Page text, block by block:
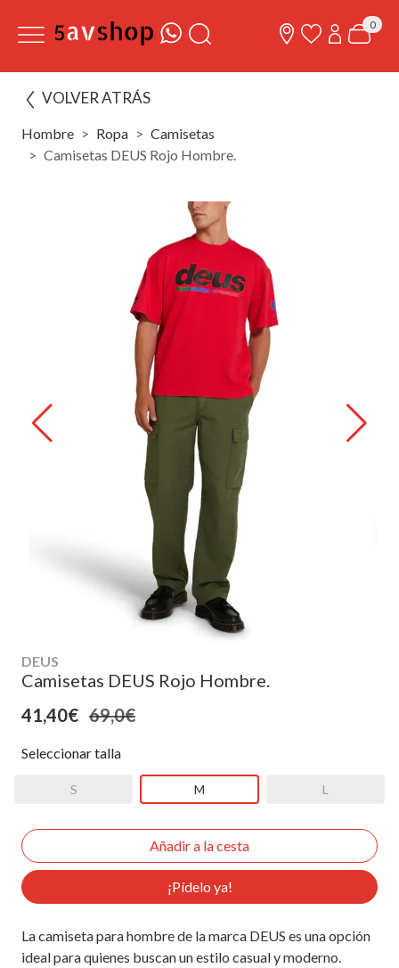
0
VOLVER ATRÁS
Hombre Ropa
Camisetas
Camisetas DEUS Rojo Hombre.
DEUS
Camisetas DEUS Rojo Hombre.
41,40€ 69,0€
Seleccionar talla
S M L
¡Pídelo ya!
La camiseta para hombre de la marca DEUS es una opción
ideal para quienes buscan un estilo casual y moderno.